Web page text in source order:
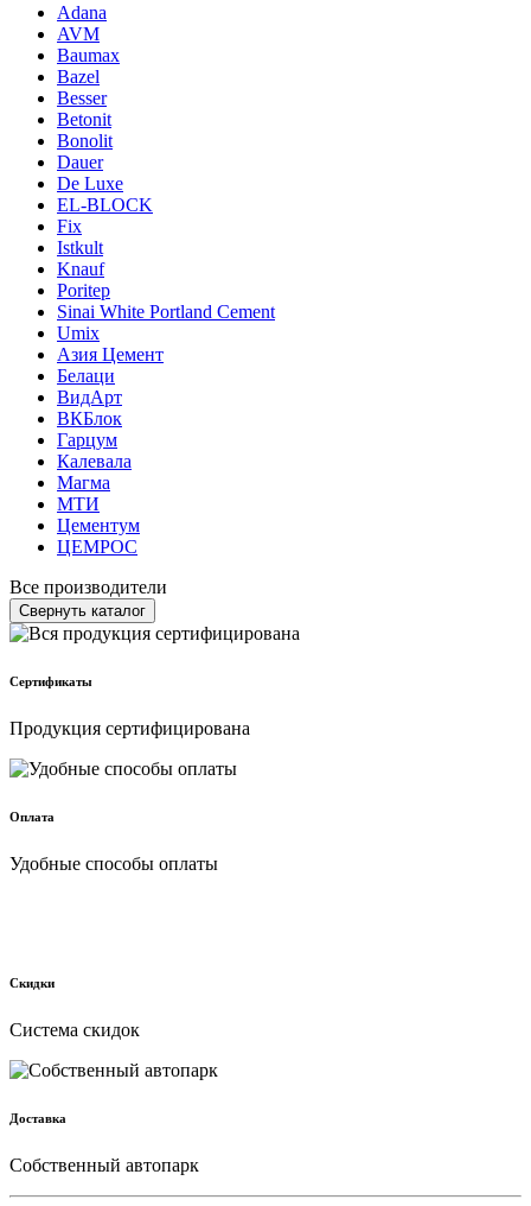
Adana
AVM
Baumax
Bazel
Besser
Betonit
Bonolit
Dauer
De Luxe
EL-BLOCK
Fix
Istkult
Knauf
Poritep
Sinai White Portland Cement
Umix
Азия Цемент
Белаци
ВидАрт
ВКБлок
Гарцум
Калевала
Магма
МТИ
Цементум
ЦЕМРОС
Все производители
Свернуть каталог
Сертификаты
Продукция сертифицирована
Оплата
Удобные способы оплаты
Скидки
Cистема скидок
Доставка
Собственный автопарк